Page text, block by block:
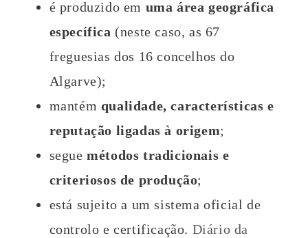
é produzido em uma área geográfica
específica (neste caso, as 67
freguesias dos 16 concelhos do
Algarve);
mantém qualidade, características e
reputação ligadas à origem;
seguemétodos tradicionais e
criteriosos de produção;
está sujeito a um sistema oficial de
controlo e certificação. Diário da